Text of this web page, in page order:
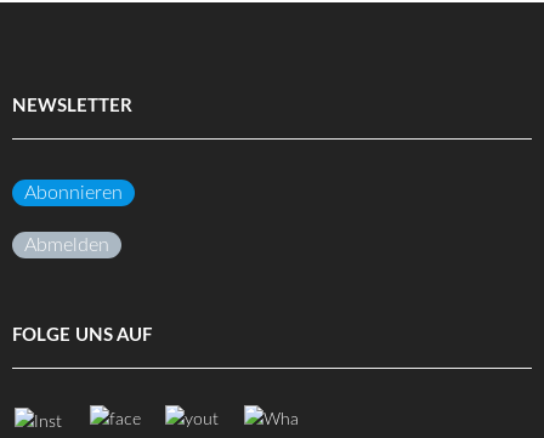
NEWSLETTER
Abonnieren
Abmelden
FOLGE UNS AUF